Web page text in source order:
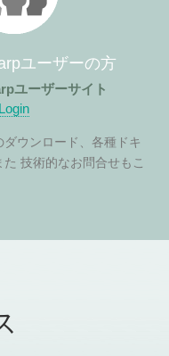
ユーザーの方
ユーザーサイト
Login
ウンロード、各種ドキ
技術的なお問合せもこ